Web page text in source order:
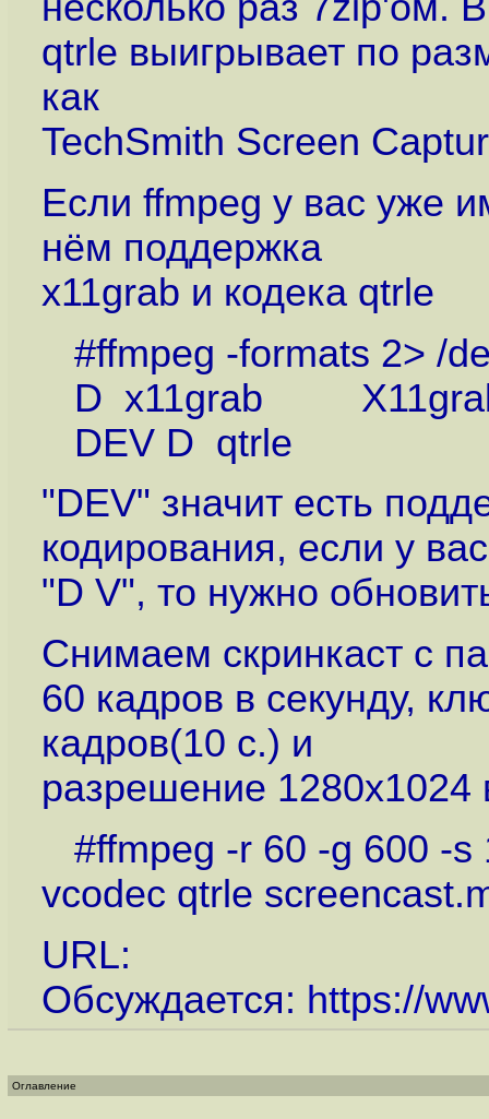
qtrle выигрывает по
как
TechSmith Screen
Если ffmpeg у вас уже
нём поддержка
x11grab и кодека qtrle
#ffmpeg -formats 2> /
D x11grab
DEV D qtrle
"DEV" значит есть
кодирования, если у
"D V", то нужно
Cнимаем скринкаст с
60 кадров в секунду,
кадров(10 с.) и
разрешение
#ffmpeg -r 60 -g 600 -s
vcodec qtrle
URL:
Обсуждается: https://
Оглавление